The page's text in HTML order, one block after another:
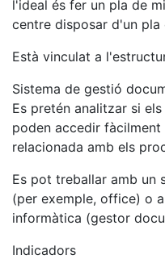
l'ideal és fer un pla de
centre disposar d'un
Està vinculat a
Sistema de gestió
Es pretén analitzar si
poden accedir
relacionada amb els
Es pot treballar amb un
(per exemple, office) o
informàtica (gestor
Indicadors